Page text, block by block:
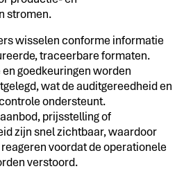
stromen.
wisselen conforme informatie
traceerbare formaten.
goedkeuringen worden
wat de auditgereedheid en
ondersteunt.
prijsstelling of
zijn snel zichtbaar, waardoor
voordat de operationele
verstoord.